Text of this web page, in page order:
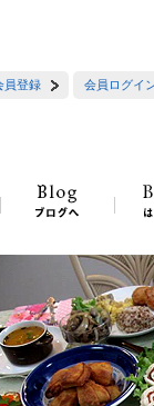
員登録 会員ログイ